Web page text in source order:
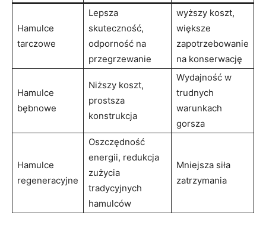
Hamulce
tarczowe
Lepsza
skuteczność,⁣
odporność na
przegrzewanie
wyższy koszt,
większe
zapotrzebowanie
na‌ konserwację
Hamulce
bębnowe
Niższy koszt,
prostsza
konstrukcja
Wydajność w
trudnych ​
warunkach
gorsza
Hamulce
regeneracyjne
Oszczędność
energii, redukcja⁣
zużycia
tradycyjnych
hamulców
Mniejsza⁣ siła
zatrzymania